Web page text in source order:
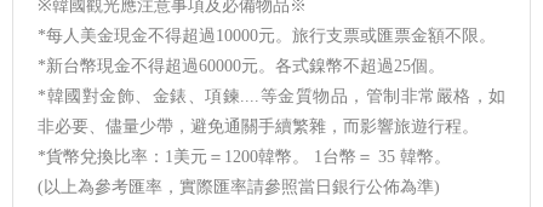
※韓國觀光應注意事項及必備物品※
*每人美金現金不得超過10000元。旅行支票或匯票金額不限。
*新台幣現金不得超過60000元。各式鎳幣不超過25個。
*韓國對金飾、金錶、項鍊....等金質物品，管制非常嚴格，如
非必要、儘量少帶，避免通關手續繁雜，而影響旅遊行程。
*貨幣兌換比率：1美元＝1200韓幣。 1台幣＝ 35 韓幣。
(以上為參考匯率，實際匯率請參照當日銀行公佈為準)